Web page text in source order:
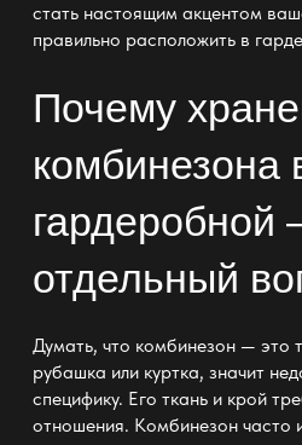
стать настоящим акцентом
правильно расположить в
Почему
комбинезона
гардеробной
отдельный
Думать, что комбинезон — это
рубашка или куртка, значит
специфику. Его ткань и крой
отношения. Комбинезон часто